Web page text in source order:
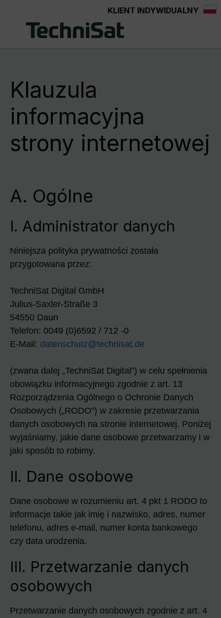
Przejdź do głównej zawartościKLIENT INDYWIDUALNY
Klauzula
informacyjna
strony internetowej
A. Ogólne
I. Administrator danych
Niniejsza polityka prywatności została
przygotowana przez:
TechniSat Digital GmbH
Julius-Saxler-Straße 3
54550 Daun
Telefon: 0049 (0)6592 / 712 -0
E-Mail: datenschutz@technisat.de
(zwana dalej „TechniSat Digital”) w celu spełnienia
obowiązku informacyjnego zgodnie z art. 13
Rozporządzenia Ogólnego o Ochronie Danych
Osobowych („RODO”) w zakresie przetwarzania
danych osobowych na stronie internetowej. Poniżej
wyjaśniamy, jakie dane osobowe przetwarzamy i w
jaki sposób to robimy.
II. Dane osobowe
Dane osobowe w rozumieniu art. 4 pkt 1 RODO to
informacje takie jak imię i nazwisko, adres, numer
telefonu, adres e-mail, numer konta bankowego
czy data urodzenia.
III. Przetwarzanie danych
osobowych
Przetwarzanie danych osobowych zgodnie z art. 4